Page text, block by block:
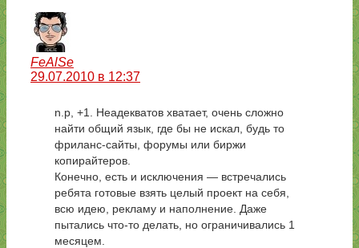
FeAlSe
29.07.2010 в 12:37
n.p, +1. Неадекватов хватает, очень сложно
найти общий язык, где бы не искал, будь то
фриланс-сайты, форумы или биржи
копирайтеров.
Конечно, есть и исключения — встречались
ребята готовые взять целый проект на себя,
всю идею, рекламу и наполнение. Даже
пытались что-то делать, но ограничивались 1
месяцем.